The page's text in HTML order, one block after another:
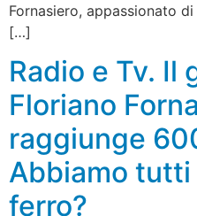
Fornasiero, appassionato
[…]
Radio e Tv. Il
Floriano
raggiunge
Abbiamo
ferro?